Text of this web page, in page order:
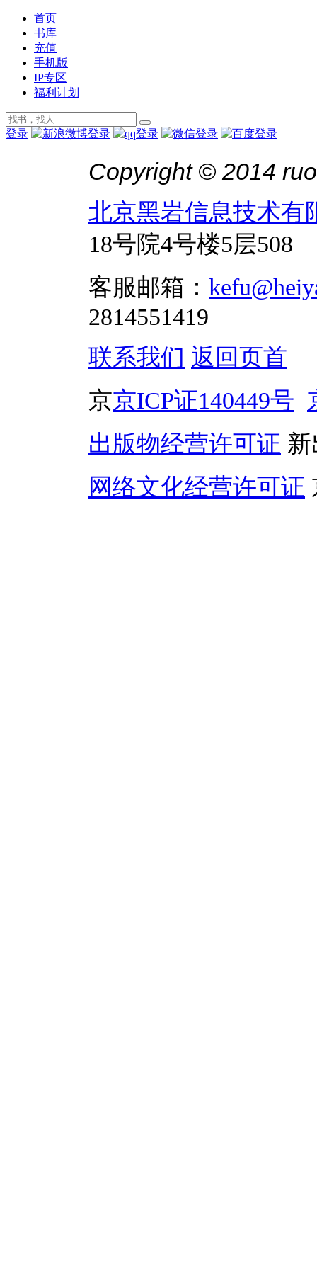
首页
书库
充值
手机版
IP专区
福利计划
登录
Copyright © 2014
北京黑岩信息技术有
18号院4号楼5层508
客服邮箱：
2814551419
联系我们 返回页首
京京ICP证140449号
出版物经营许可证
网络文化经营许可证